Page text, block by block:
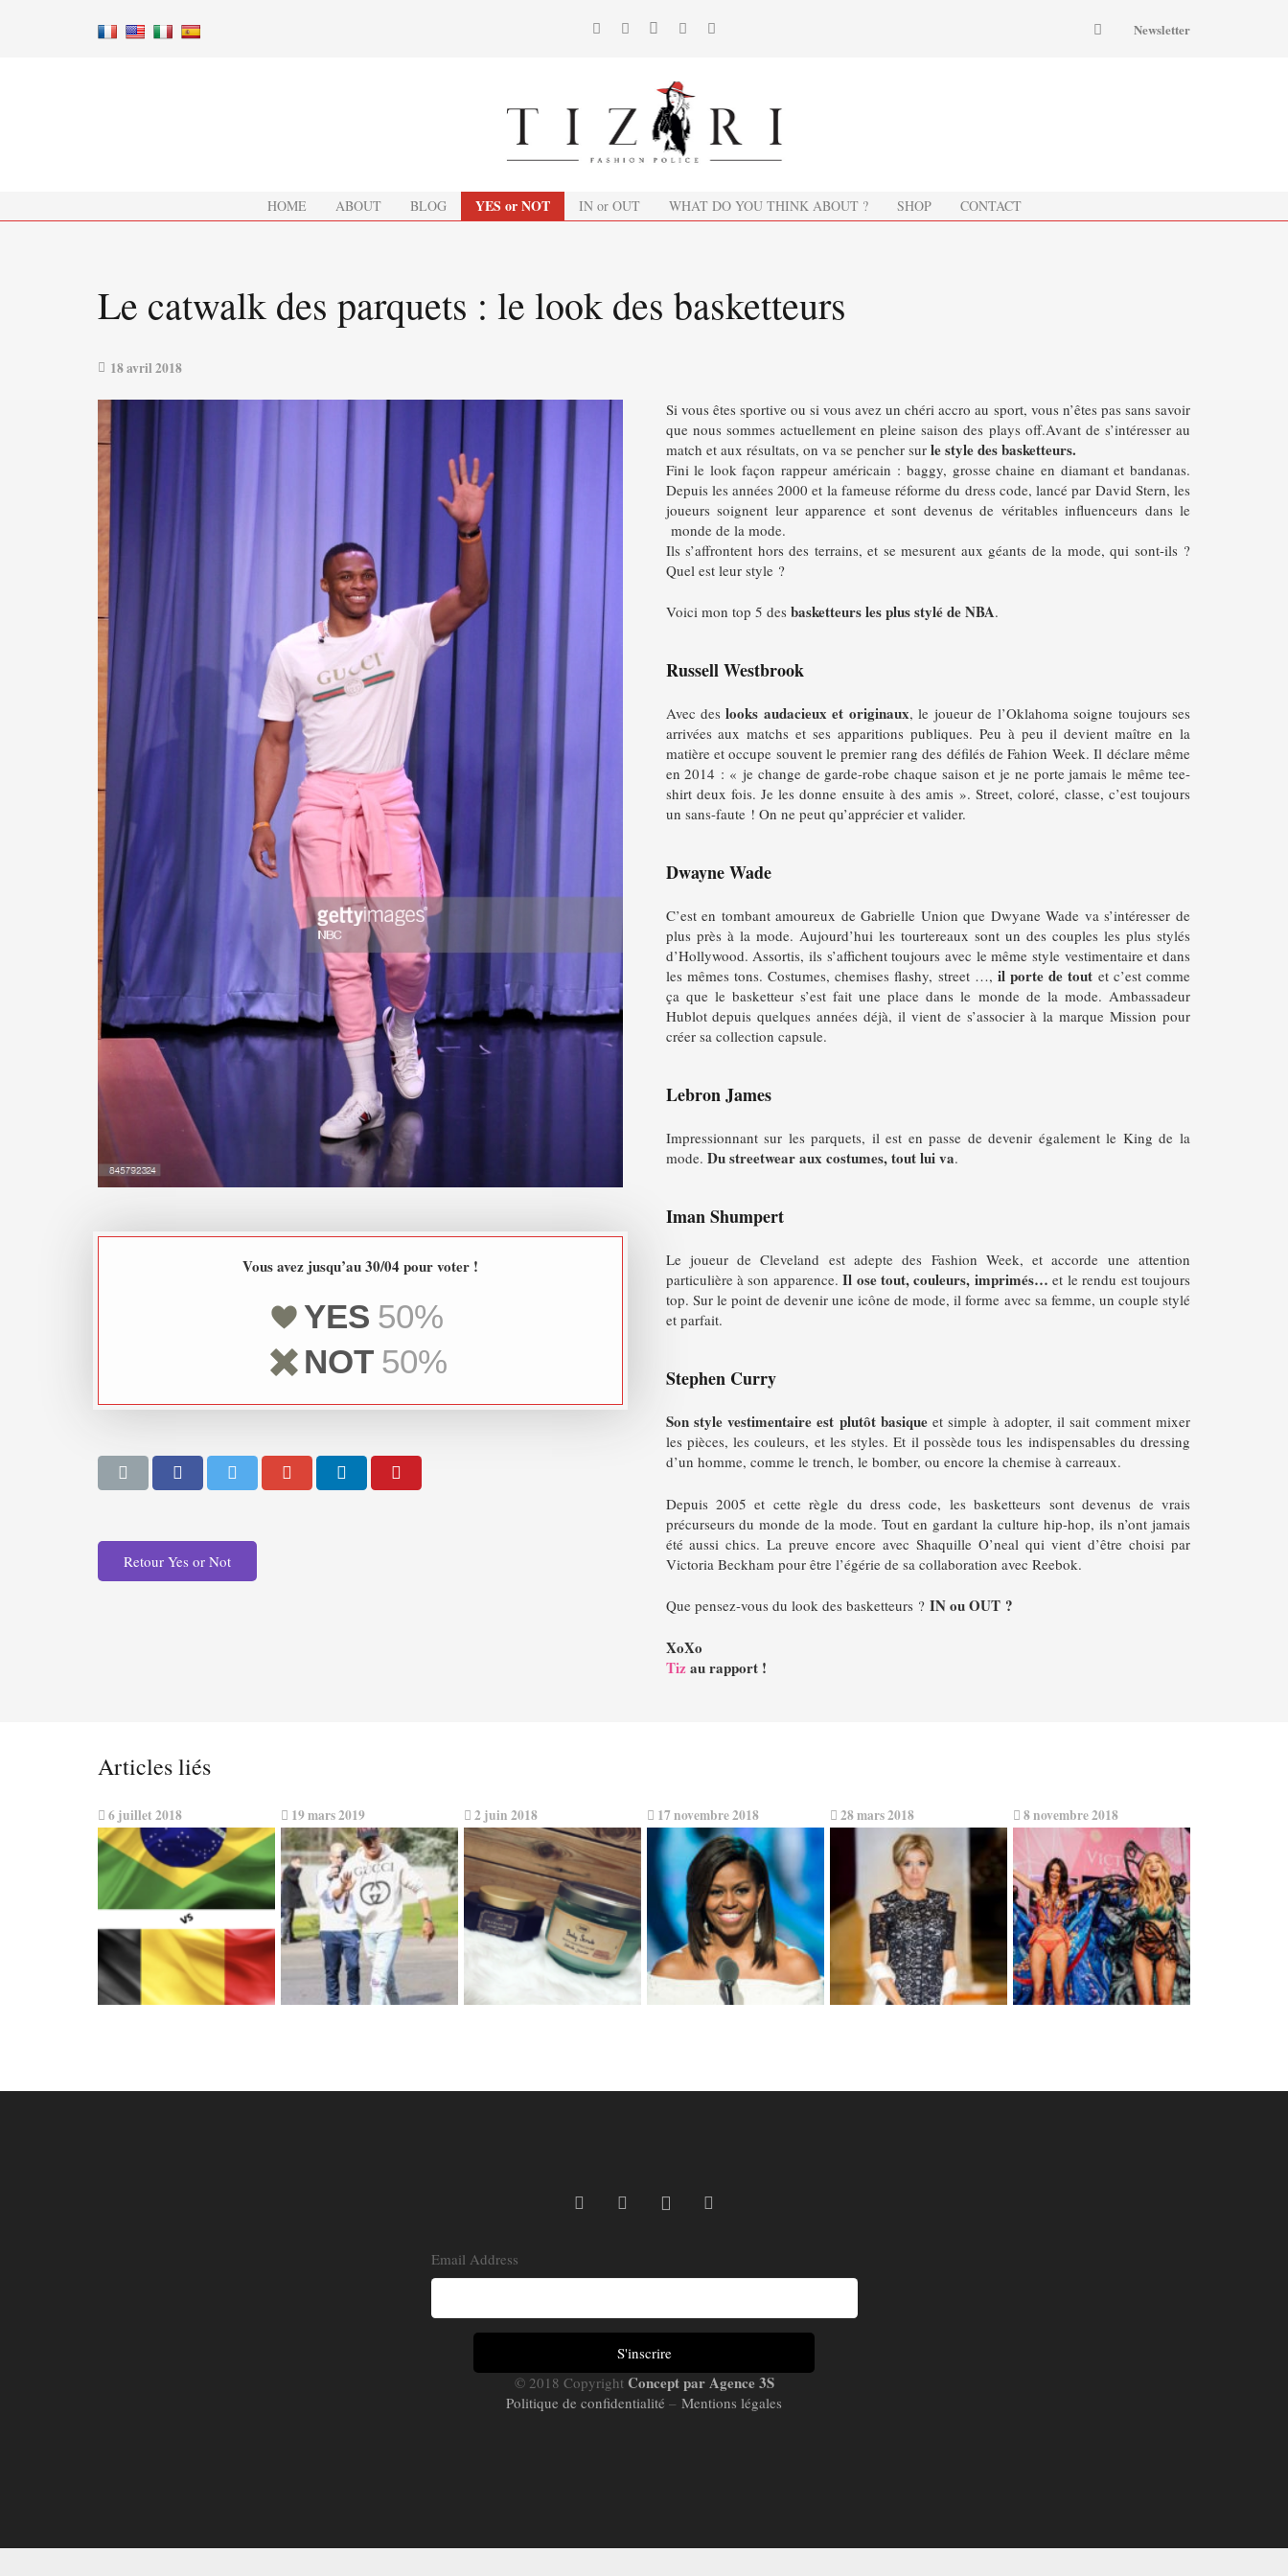
Newsletter
HOME ABOUT BLOG YES or NOT IN or OUT WHAT DO YOU THINK ABOUT ? SHOP CONTACT
Le catwalk des parquets : le look des basketteurs
18 avril 2018
Vous avez jusqu’au 30/04 pour voter !
YES 50%
NOT 50%
Retour Yes or Not
Si vous êtes sportive ou si vous avez un chéri accro au sport, vous n’êtes pas sans savoir
que nous sommes actuellement en pleine saison des plays off.Avant de s’intéresser au
match et aux résultats, on va se pencher surle style des basketteurs.
Fini le look façon rappeur américain : baggy, grosse chaine en diamant et bandanas.
Depuis les années 2000 et la fameuse réforme du dress code, lancé par David Stern, les
joueurs soignent leur apparence et sont devenus de véritables influenceurs dans le
monde de la mode.
Ils s’affrontent hors des terrains, et se mesurent aux géants de la mode, qui sont-ils ?
Quel est leur style ?
Voici mon top 5 des basketteurs les plus stylé de NBA.
Russell Westbrook
Avec deslooks audacieux et originaux, le joueur de l’Oklahoma soigne toujours ses
arrivées aux matchs et ses apparitions publiques. Peu à peu il devient maître en la
matière et occupe souvent le premier rang des défilés de Fahion Week. Il déclare même
en 2014 : « je change de garde-robe chaque saison et je ne porte jamais le même tee-
shirt deux fois. Je les donne ensuite à des amis ». Street, coloré, classe, c’est toujours
un sans-faute ! On ne peut qu’apprécier et valider.
Dwayne Wade
C’est en tombant amoureux de Gabrielle Union que Dwyane Wade va s’intéresser de
plus près à la mode. Aujourd’hui les tourtereaux sont un des couples les plus stylés
d’Hollywood. Assortis, ils s’affichent toujours avec le même style vestimentaire et dans
les mêmes tons. Costumes, chemises flashy, street …, il porte de tout et c’est comme
ça que le basketteur s’est fait une place dans le monde de la mode. Ambassadeur
Hublot depuis quelques années déjà, il vient de s’associer à la marque Mission pour
créer sa collection capsule.
Lebron James
Impressionnant sur les parquets, il est en passe de devenir également le King de la
mode. Du streetwear aux costumes, tout lui va.
Iman Shumpert
Le joueur de Cleveland est adepte des Fashion Week, et accorde une attention
particulière à son apparence.Il ose tout, couleurs, imprimés… et le rendu est toujours
top. Sur le point de devenir une icône de mode, il forme avec sa femme, un couple stylé
et parfait.
Stephen Curry
Son style vestimentaire est plutôt basiqueet simple à adopter, il sait comment mixer
les pièces, les couleurs, et les styles. Et il possède tous les indispensables du dressing
d’un homme, comme le trench, le bomber, ou encore la chemise à carreaux.
Depuis 2005 et cette règle du dress code, les basketteurs sont devenus de vrais
précurseurs du monde de la mode. Tout en gardant la culture hip-hop, ils n’ont jamais
été aussi chics. La preuve encore avec Shaquille O’neal qui vient d’être choisi par
Victoria Beckham pour être l’égérie de sa collaboration avec Reebok.
Que pensez-vous du look des basketteurs ? IN ou OUT ?
XoXo
Tizau rapport !
Articles liés
6 juillet 2018 19 mars 2019 2 juin 2018 17 novembre 2018 28 mars 2018 8 novembre 2018
Email Address
© 2018 Copyright Concept par Agence 3S
Politique de confidentialité – Mentions légales